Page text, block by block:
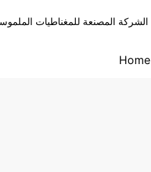
الشركة المصنعة للمغناطيات الملموسة المحترفة
Home